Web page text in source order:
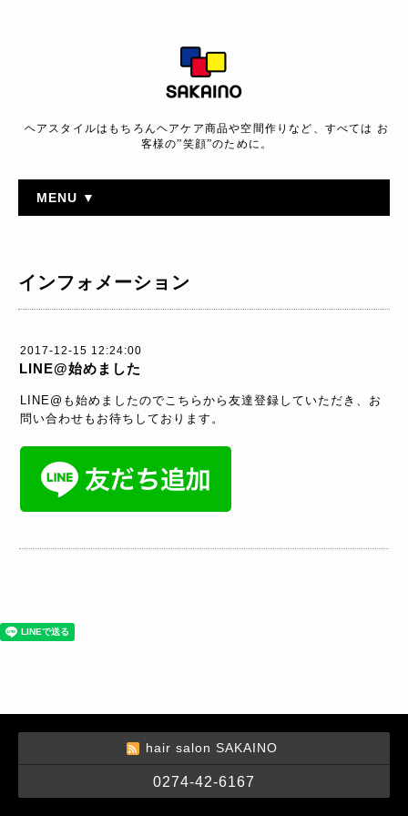
ヘアスタイルはもちろんヘアケア商品や空間作りなど、すべては お
客様の”笑顔”のために。
MENU ▼
インフォメーション
2017-12-15 12:24:00
LINE@始めました
LINE@も始めましたのでこちらから友達登録していただき、お
問い合わせもお待ちしております。
hair salon SAKAINO
0274-42-6167